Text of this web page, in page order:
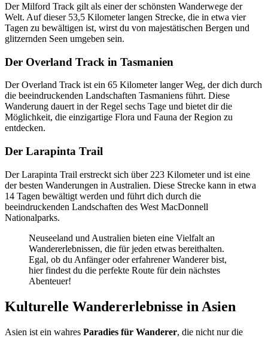
Der Milford Track gilt als einer der schönsten Wanderwege der
Welt. Auf dieser 53,5 Kilometer langen Strecke, die in etwa vier
Tagen zu bewältigen ist, wirst du von majestätischen Bergen und
glitzernden Seen umgeben sein.
Der Overland Track in Tasmanien
Der Overland Track ist ein 65 Kilometer langer Weg, der dich durch
die beeindruckenden Landschaften Tasmaniens führt. Diese
Wanderung dauert in der Regel sechs Tage und bietet dir die
Möglichkeit, die einzigartige Flora und Fauna der Region zu
entdecken.
Der Larapinta Trail
Der Larapinta Trail erstreckt sich über 223 Kilometer und ist eine
der besten Wanderungen in Australien. Diese Strecke kann in etwa
14 Tagen bewältigt werden und führt dich durch die
beeindruckenden Landschaften des West MacDonnell
Nationalparks.
Neuseeland und Australien bieten eine Vielfalt an
Wandererlebnissen, die für jeden etwas bereithalten.
Egal, ob du Anfänger oder erfahrener Wanderer bist,
hier findest du die perfekte Route für dein nächstes
Abenteuer!
Kulturelle Wandererlebnisse in Asien
Asien ist ein wahres Paradies für Wanderer, die nicht nur die